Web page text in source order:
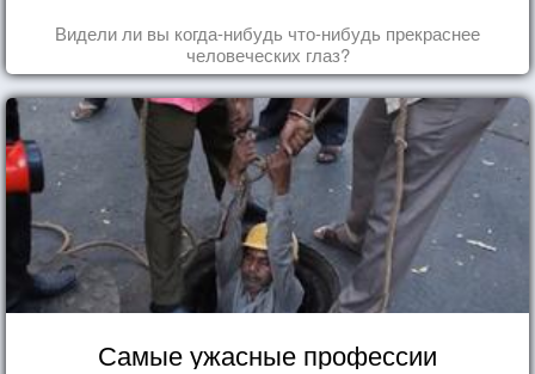
Видели ли вы когда-нибудь что-нибудь прекраснее
человеческих глаз?
Самые ужасные профессии